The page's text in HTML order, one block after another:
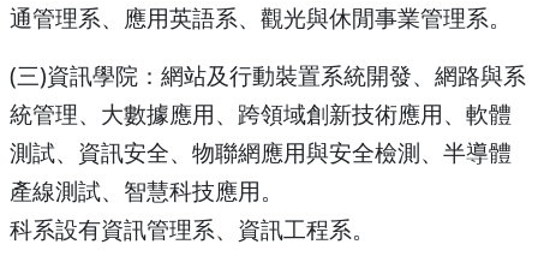
通管理系、應用英語系、觀光與休閒事業管理系。
(三)資訊學院：網站及行動裝置系統開發、網路與系
統管理、大數據應用、跨領域創新技術應用、軟體
測試、資訊安全、物聯網應用與安全檢測、半導體
產線測試、智慧科技應用。
科系設有資訊管理系、資訊工程系。